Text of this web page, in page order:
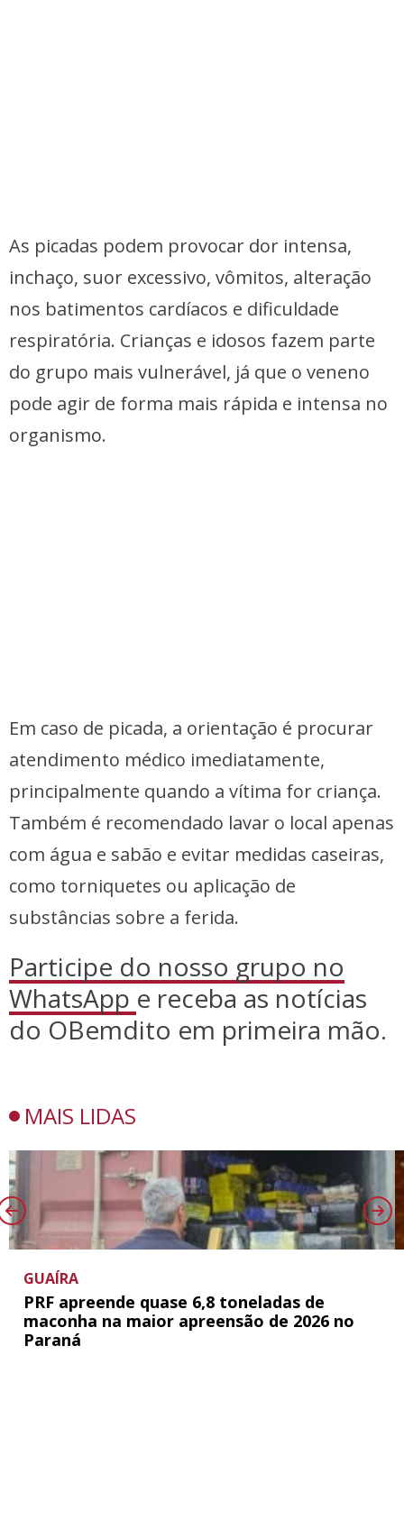
As picadas podem provocar dor intensa,
inchaço, suor excessivo, vômitos, alteração
nos batimentos cardíacos e dificuldade
respiratória. Crianças e idosos fazem parte
do grupo mais vulnerável, já que o veneno
pode agir de forma mais rápida e intensa no
organismo.
Em caso de picada, a orientação é procurar
atendimento médico imediatamente,
principalmente quando a vítima for criança.
Também é recomendado lavar o local apenas
com água e sabão e evitar medidas caseiras,
como torniquetes ou aplicação de
substâncias sobre a ferida.
Participe do nosso grupo no
WhatsApp e receba as notícias
do OBemdito em primeira mão.
MAIS LIDAS
GUAÍRA
PRF apreende quase 6,8 toneladas de
maconha na maior apreensão de 2026 no
Paraná